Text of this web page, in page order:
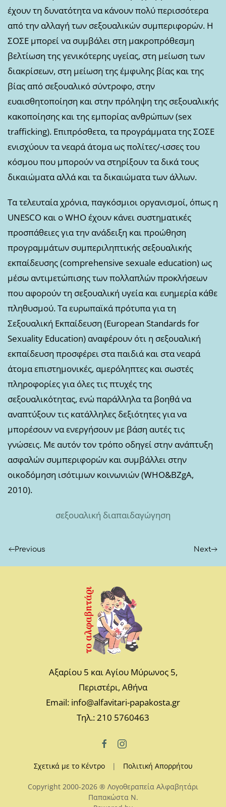
έχουν τη δυνατότητα να κάνουν πολύ περισσότερα
από την αλλαγή των σεξουαλικών συμπεριφορών. Η
ΣΟΣΕ μπορεί να συμβάλει στη μακροπρόθεσμη
βελτίωση της γενικότερης υγείας, στη μείωση των
διακρίσεων, στη μείωση της έμφυλης βίας και της
βίας από σεξουαλικό σύντροφο, στην
ευαισθητοποίηση και στην πρόληψη της σεξουαλικής
κακοποίησης και της εμπορίας ανθρώπων (sex
trafficking). Επιπρόσθετα, τα προγράμματα της ΣΟΣΕ
ενισχύουν τα νεαρά άτομα ως πολίτες/-ισσες του
κόσμου που μπορούν να στηρίξουν τα δικά τους
δικαιώματα αλλά και τα δικαιώματα των άλλων.
Τα τελευταία χρόνια, παγκόσμιοι οργανισμοί, όπως η
UNESCO και ο WHO έχουν κάνει συστηματικές
προσπάθειες για την ανάδειξη και προώθηση
προγραμμάτων συμπεριληπτικής σεξουαλικής
εκπαίδευσης (comprehensive sexuale education) ως
μέσω αντιμετώπισης των πολλαπλών προκλήσεων
που αφορούν τη σεξουαλική υγεία και ευημερία κάθε
πληθυσμού. Τα ευρωπαϊκά πρότυπα για τη
Σεξουαλική Εκπαίδευση (European Standards for
Sexuality Education) αναφέρουν ότι η σεξουαλική
εκπαίδευση προσφέρει στα παιδιά και στα νεαρά
άτομα επιστημονικές, αμερόληπτες και σωστές
πληροφορίες για όλες τις πτυχές της
σεξουαλικότητας, ενώ παράλληλα τα βοηθά να
αναπτύξουν τις κατάλληλες δεξιότητες για να
μπορέσουν να ενεργήσουν με βάση αυτές τις
γνώσεις. Με αυτόν τον τρόπο οδηγεί στην ανάπτυξη
ασφαλών συμπεριφορών και συμβάλλει στην
οικοδόμηση ισότιμων κοινωνιών (WHO&BZgA,
2010).
σεξουαλική διαπαιδαγώγηση
Previous Next
Αξαρίου 5 και Αγίου Μύρωνος 5,
Περιστέρι, Αθήνα
Email: info@alfavitari-papakosta.gr
Τηλ.: 210 5760463
Σχετικά με το Κέντρο| Πολιτική Απορρήτου
Copyright 2000-2026 ® Λογοθεραπεία Αλφαβητάρι
Παπακώστα N.